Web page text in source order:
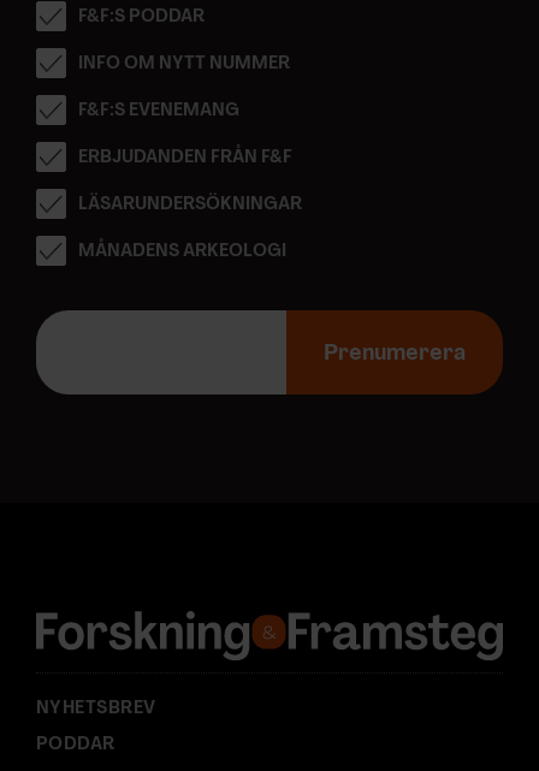
F&F:S PODDAR
INFO OM NYTT NUMMER
F&F:S EVENEMANG
ERBJUDANDEN FRÅN F&F
LÄSARUNDERSÖKNINGAR
MÅNADENS ARKEOLOGI
E
p
s
:
Prenumerera
NYHETSBREV
PODDAR